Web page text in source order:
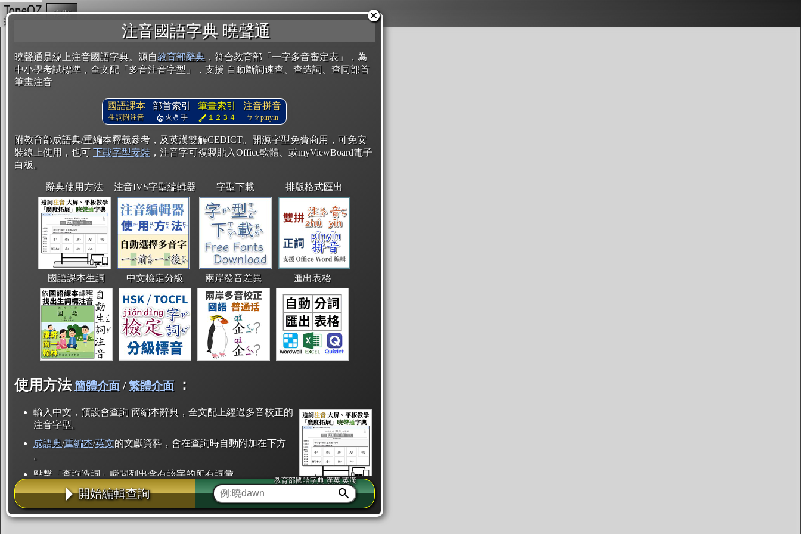
注音國語字典 曉聲通
曉聲通是線上注音國語字典。源自教育部辭典 ，符合教育部「一字多音審定表」，為
中小學考試標準，全文配「多音注音字型」，支援 自動斷詞速查、查造詞、查同部首
筆畫注音
國語課本
生詞附注音
部首索引
火 手
筆畫索引
１２３４
注音拼音
ㄅㄆpinyin
附教育部成語典/重編本釋義參考，及英漢雙解CEDICT。開源字型免費商用，可免安
裝線上使用，也可 下載字型安裝 ，注音字可複製貼入Office軟體、或myViewBoard電子
白板。
辭典使用方法 注音IVS字型編輯器 字型下載 排版格式匯出
國語課本生詞 中文檢定分級 兩岸發音差異 匯出表格
使用方法 簡體介面/繁體介面 ：
輸入中文，預設會查詢 簡編本辭典，全文配上經過多音校正的
注音字型。
成語典/重編本/英文的文獻資料，會在查詢時自動附加在下方
。
點擊「查詢造詞」瞬間列出含有該字的所有詞彙。
點「部首」瞬間列出所有「同部首字」。也支援查詢「同注音」或「同筆畫」。
辭典解釋的全文都經過自動斷詞，點擊便可瞬間「連續查詢」此字詞的解釋，不
用手動重複輸入。
開始編輯查詢
教育部國語字典·漢英·英漢
複製